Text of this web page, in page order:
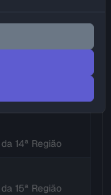
11ª Região
12ª Região
13ª Região
14ª Região
15ª Região